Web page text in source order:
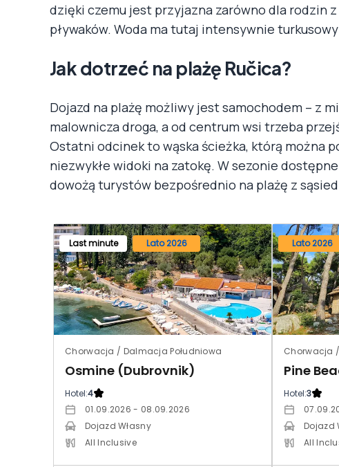
dzięki czemu jest przyjazna zarówno dla rodzin
pływaków. Woda ma tutaj intensywnie
Jak dotrzeć na plażę Ručica?
Dojazd na plażę możliwy jest samochodem – z
malownicza droga, a od centrum wsi trzeba
Ostatni odcinek to wąska ścieżka, którą można
niezwykłe widoki na zatokę. W sezonie
dowożą turystów bezpośrednio na plażę z
Last minute Lato 2026
Chorwacja / Dalmacja Południowa
Osmine (Dubrovnik)
Hotel:4
01.09.2026 - 08.09.2026
Dojazd Własny
All Inclusive
Lato 2026
Hotel:3
Dojazd
All